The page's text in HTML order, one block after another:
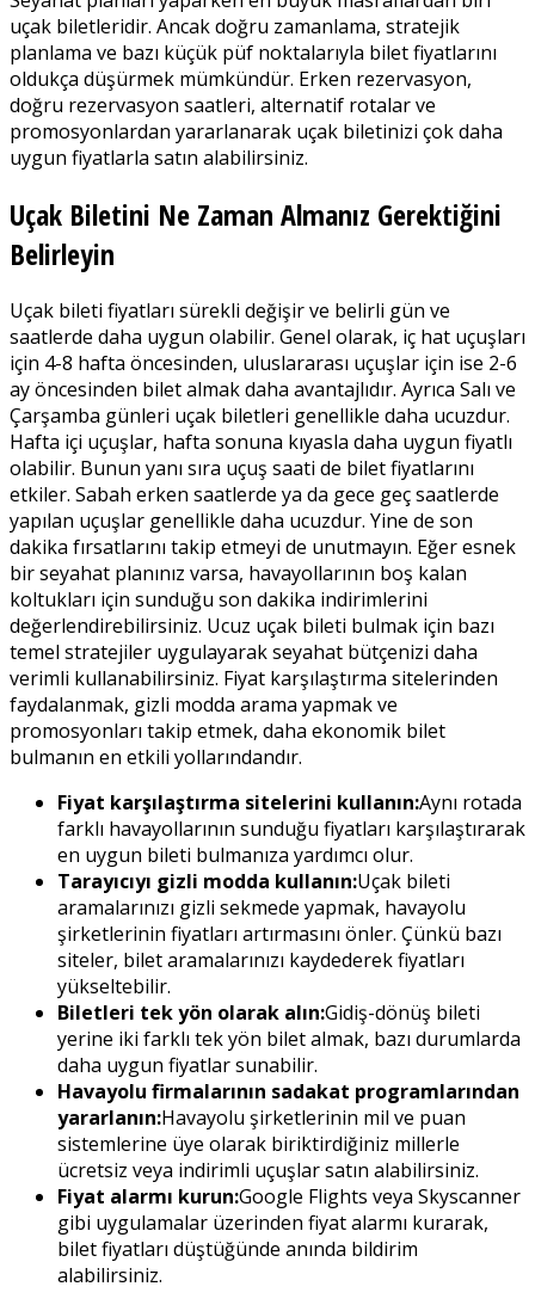
uçak biletleridir. Ancak doğru zamanlama, stratejik
planlama ve bazı küçük püf noktalarıyla bilet fiyatlarını
oldukça düşürmek mümkündür. Erken rezervasyon,
doğru rezervasyon saatleri, alternatif rotalar ve
promosyonlardan yararlanarak uçak biletinizi çok daha
uygun fiyatlarla satın alabilirsiniz.
Uçak Biletini Ne Zaman Almanız Gerektiğini
Belirleyin
Uçak bileti fiyatları sürekli değişir ve belirli gün ve
saatlerde daha uygun olabilir. Genel olarak, iç hat uçuşları
için 4-8 hafta öncesinden, uluslararası uçuşlar için ise 2-6
ay öncesinden bilet almak daha avantajlıdır. Ayrıca Salı ve
Çarşamba günleri uçak biletleri genellikle daha ucuzdur.
Hafta içi uçuşlar, hafta sonuna kıyasla daha uygun fiyatlı
olabilir. Bunun yanı sıra uçuş saati de bilet fiyatlarını
etkiler. Sabah erken saatlerde ya da gece geç saatlerde
yapılan uçuşlar genellikle daha ucuzdur. Yine de son
dakika fırsatlarını takip etmeyi de unutmayın. Eğer esnek
bir seyahat planınız varsa, havayollarının boş kalan
koltukları için sunduğu son dakika indirimlerini
değerlendirebilirsiniz. Ucuz uçak bileti bulmak için bazı
temel stratejiler uygulayarak seyahat bütçenizi daha
verimli kullanabilirsiniz. Fiyat karşılaştırma sitelerinden
faydalanmak, gizli modda arama yapmak ve
promosyonları takip etmek, daha ekonomik bilet
bulmanın en etkili yollarındandır.
Fiyat karşılaştırma sitelerini kullanın:Aynı rotada
farklı havayollarının sunduğu fiyatları karşılaştırarak
en uygun bileti bulmanıza yardımcı olur.
Tarayıcıyı gizli modda kullanın:Uçak bileti
aramalarınızı gizli sekmede yapmak, havayolu
şirketlerinin fiyatları artırmasını önler. Çünkü bazı
siteler, bilet aramalarınızı kaydederek fiyatları
yükseltebilir.
Biletleri tek yön olarak alın:Gidiş-dönüş bileti
yerine iki farklı tek yön bilet almak, bazı durumlarda
daha uygun fiyatlar sunabilir.
Havayolu firmalarının sadakat programlarından
yararlanın:Havayolu şirketlerinin mil ve puan
sistemlerine üye olarak biriktirdiğiniz millerle
ücretsiz veya indirimli uçuşlar satın alabilirsiniz.
Fiyat alarmı kurun:Google Flights veya Skyscanner
gibi uygulamalar üzerinden fiyat alarmı kurarak,
bilet fiyatları düştüğünde anında bildirim
alabilirsiniz.